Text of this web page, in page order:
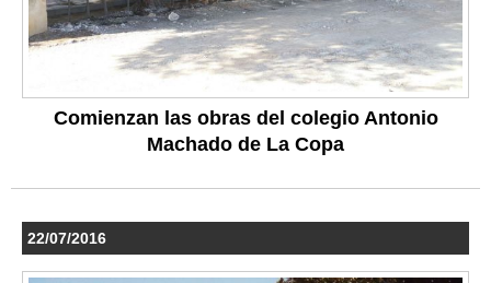
Comienzan las obras del colegio Antonio
Machado de La Copa
22/07/2016